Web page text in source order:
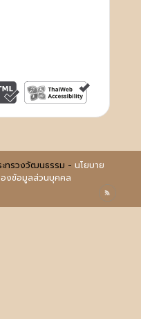
ทรวงวัฒนธรรม - นโยบาย
งข้อมูลส่วนบุคคล